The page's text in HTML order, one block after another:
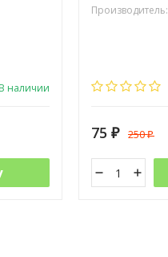
В наличии
Производитель:
75 ₽ 250₽